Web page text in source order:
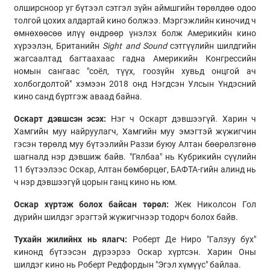
олширсноор уг бүтээл сэтгэл зүйн аймшгийн төрөлдөө одоо
толгой цохих алдартай кино болжээ. Мэргэжлийн киночид ч
өмнөхөөсөө илүү өндрөөр үнэлэх болж Америкийн кино
хүрээлэн, Британийн Sight and Soundсэтгүүлийн шилдгийн
жагсаалтад багтаахаас гадна Америкийн Конгрессийн
номын сангаас "соёл, түүх, гоозүйн хувьд онцгой ач
холбогдолтой" хэмээн 2018 онд Нэгдсэн Улсын Үндэсний
кино санд бүртгэж аваад байна.
Оскарт дэвшсэн эсэх: Нэг ч Оскарт дэвшээгүй. Харин ч
Хамгийн муу найруулагч, Хамгийн муу эмэгтэй жүжигчин
гэсэн төрөлд муу бүтээлийн Раззи буюу Алтан бөөрөлзгөнө
шагналд нэр дэвшиж байв. "Гялбаа" нь Кубрикийн сүүлийн
11 бүтээлээс Оскар, Алтан бөмбөрцөг, БАФТА-гийн алинд нь
ч нэр дэвшээгүй цорын ганц кино нь юм.
Оскар хүртэж болох байсан төрөл: Жек Николсон Гол
дүрийн шилдэг эрэгтэй жүжигчнээр тодорч болох байв.
Тухайн жилийнх нь ялагч: Роберт Де Ниро "Галзуу бух"
кинонд бүтээсэн дүрээрээ Оскар хүртсэн. Харин Оны
шилдэг кино нь Роберт Редфордын "Эгэл хүмүүс" байлаа.